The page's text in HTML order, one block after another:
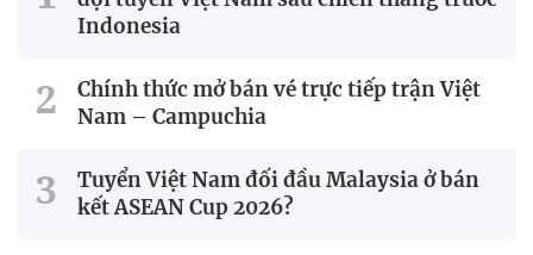
Indonesia
Chính thức mở bán vé trực tiếp trận Việt
Nam – Campuchia
Tuyển Việt Nam đối đầu Malaysia ở bán
kết ASEAN Cup 2026?